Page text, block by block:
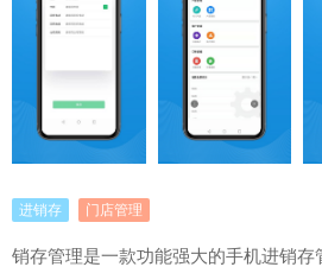
进销存 门店管理
销存管理是一款功能强大的手机进销存